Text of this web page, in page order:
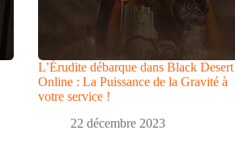
L’Érudite débarque dans Black Desert
Online : La Puissance de la Gravité à
votre service !
22 décembre 2023